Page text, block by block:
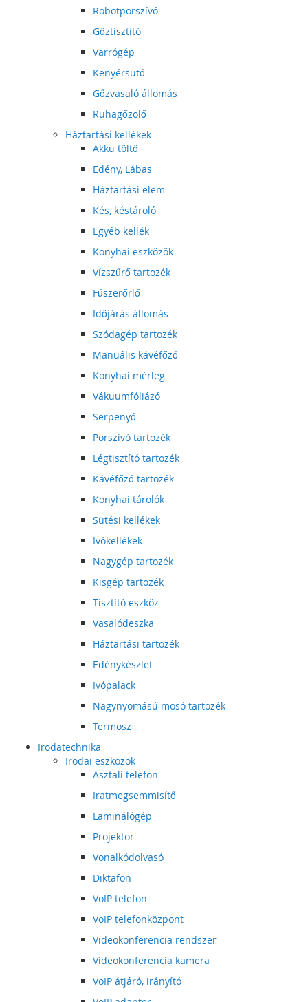
Robotporszívó
Gőztisztító
Varrógép
Kenyérsütő
Gőzvasaló állomás
Ruhagőzölő
Háztartási kellékek
Akku töltő
Edény, Lábas
Háztartási elem
Kés, késtároló
Egyéb kellék
Konyhai eszközök
Vízszűrő tartozék
Fűszerőrlő
Időjárás állomás
Szódagép tartozék
Manuális kávéfőző
Konyhai mérleg
Vákuumfóliázó
Serpenyő
Porszívó tartozék
Légtisztító tartozék
Kávéfőző tartozék
Konyhai tárolók
Sütési kellékek
Ivókellékek
Nagygép tartozék
Kisgép tartozék
Tisztító eszköz
Vasalódeszka
Háztartási tartozék
Edénykészlet
Ivópalack
Nagynyomású mosó tartozék
Termosz
Irodatechnika
Irodai eszközök
Asztali telefon
Iratmegsemmisítő
Laminálógép
Projektor
Vonalkódolvasó
Diktafon
VoIP telefon
VoIP telefonközpont
Videokonferencia rendszer
Videokonferencia kamera
VoIP átjáró, irányító